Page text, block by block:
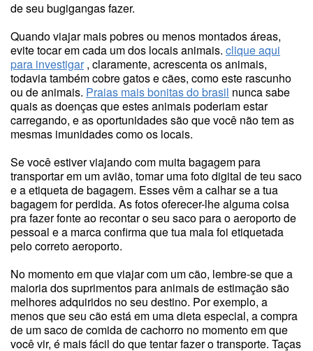
de seu bugigangas fazer.
Quando viajar mais pobres ou menos montados áreas,
evite tocar em cada um dos locais animais. clique aqui
para investigar, claramente, acrescenta os animais,
todavia também cobre gatos e cães, como este rascunho
ou de animais. Praias mais bonitas do brasil nunca sabe
quais as doenças que estes animais poderiam estar
carregando, e as oportunidades são que você não tem as
mesmas imunidades como os locais.
Se você estiver viajando com muita bagagem para
transportar em um avião, tomar uma foto digital de teu saco
e a etiqueta de bagagem. Esses vêm a calhar se a tua
bagagem for perdida. As fotos oferecer-lhe alguma coisa
pra fazer fonte ao recontar o seu saco para o aeroporto de
pessoal e a marca confirma que tua mala foi etiquetada
pelo correto aeroporto.
No momento em que viajar com um cão, lembre-se que a
maioria dos suprimentos para animais de estimação são
melhores adquiridos no seu destino. Por exemplo, a
menos que seu cão está em uma dieta especial, a compra
de um saco de comida de cachorro no momento em que
você vir, é mais fácil do que tentar fazer o transporte. Taças